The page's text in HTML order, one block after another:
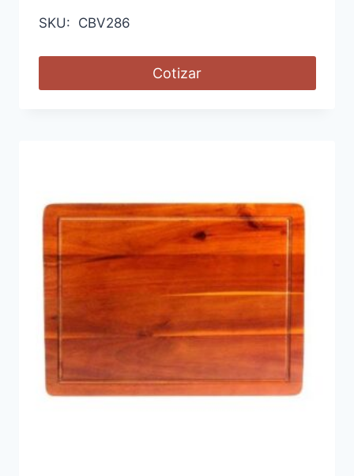
SKU: CBV286
Cotizar